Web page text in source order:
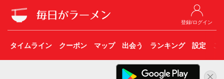
登録/ログイン
タイムライン クーポン マップ 出会う ランキング 設定 こ